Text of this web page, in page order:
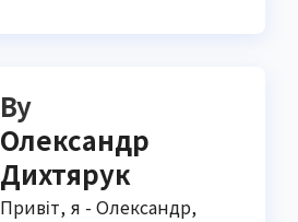
By
Олександр
Дихтярук
Привіт, я - Олександр,